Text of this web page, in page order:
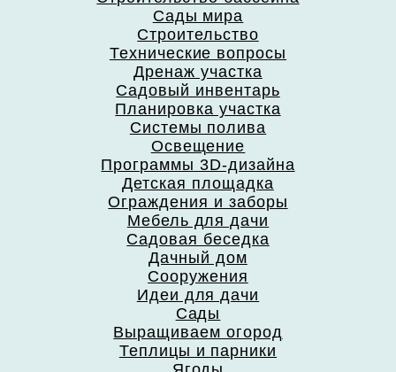
Сады мира
Строительство
Технические вопросы
Дренаж участка
Садовый инвентарь
Планировка участка
Системы полива
Освещение
Программы 3D-дизайна
Детская площадка
Ограждения и заборы
Мебель для дачи
Садовая беседка
Дачный дом
Сооружения
Идеи для дачи
Сады
Выращиваем огород
Теплицы и парники